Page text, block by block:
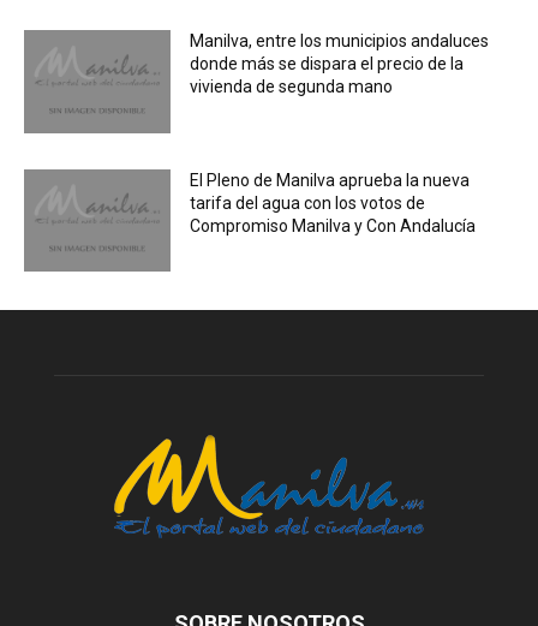
Manilva, entre los municipios andaluces
donde más se dispara el precio de la
vivienda de segunda mano
El Pleno de Manilva aprueba la nueva
tarifa del agua con los votos de
Compromiso Manilva y Con Andalucía